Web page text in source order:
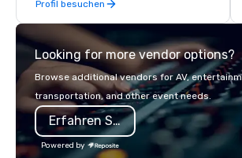
wichtigen Bestandteil der
Kunstszene macht.
late model luxury vehicles to the
highly experienced and professional
team of chauffeurs and support staff;
you will know quality when you travel
with La Costa Limousine.
Profil besuchen
Looking for more vendor options?
Browse additional vendors for AV,
transportation, and other event needs.
Erfahren Sie mehr
Powered by